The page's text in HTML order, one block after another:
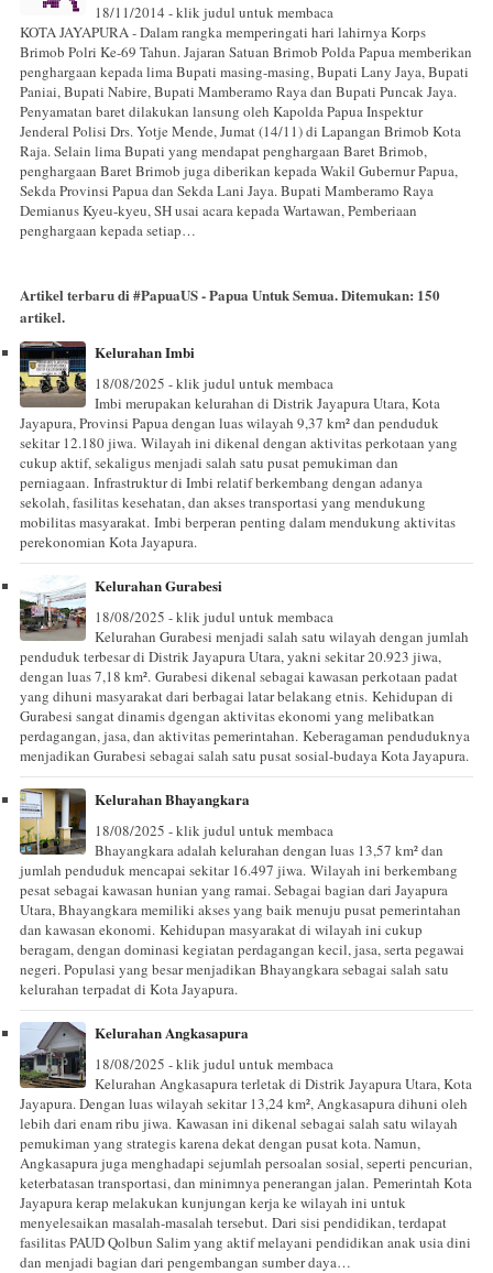
18/11/2014 - klik judul untuk membaca
KOTA JAYAPURA - Dalam rangka memperingati hari lahirnya Korps
Brimob Polri Ke-69 Tahun. Jajaran Satuan Brimob Polda Papua memberikan
penghargaan kepada lima Bupati masing-masing, Bupati Lany Jaya, Bupati
Paniai, Bupati Nabire, Bupati Mamberamo Raya dan Bupati Puncak Jaya.
Penyamatan baret dilakukan lansung oleh Kapolda Papua Inspektur
Jenderal Polisi Drs. Yotje Mende, Jumat (14/11) di Lapangan Brimob Kota
Raja. Selain lima Bupati yang mendapat penghargaan Baret Brimob,
penghargaan Baret Brimob juga diberikan kepada Wakil Gubernur Papua,
Sekda Provinsi Papua dan Sekda Lani Jaya. Bupati Mamberamo Raya
Demianus Kyeu-kyeu, SH usai acara kepada Wartawan, Pemberiaan
penghargaan kepada setiap…
Artikel terbaru di #PapuaUS - Papua Untuk Semua. Ditemukan: 150
artikel.
Kelurahan Imbi
18/08/2025 - klik judul untuk membaca
Imbi merupakan kelurahan di Distrik Jayapura Utara, Kota
Jayapura, Provinsi Papua dengan luas wilayah 9,37 km² dan penduduk
sekitar 12.180 jiwa. Wilayah ini dikenal dengan aktivitas perkotaan yang
cukup aktif, sekaligus menjadi salah satu pusat pemukiman dan
perniagaan. Infrastruktur di Imbi relatif berkembang dengan adanya
sekolah, fasilitas kesehatan, dan akses transportasi yang mendukung
mobilitas masyarakat. Imbi berperan penting dalam mendukung aktivitas
perekonomian Kota Jayapura.
Kelurahan Gurabesi
18/08/2025 - klik judul untuk membaca
Kelurahan Gurabesi menjadi salah satu wilayah dengan jumlah
penduduk terbesar di Distrik Jayapura Utara, yakni sekitar 20.923 jiwa,
dengan luas 7,18 km². Gurabesi dikenal sebagai kawasan perkotaan padat
yang dihuni masyarakat dari berbagai latar belakang etnis. Kehidupan di
Gurabesi sangat dinamis dgengan aktivitas ekonomi yang melibatkan
perdagangan, jasa, dan aktivitas pemerintahan. Keberagaman penduduknya
menjadikan Gurabesi sebagai salah satu pusat sosial-budaya Kota Jayapura.
Kelurahan Bhayangkara
18/08/2025 - klik judul untuk membaca
Bhayangkara adalah kelurahan dengan luas 13,57 km² dan
jumlah penduduk mencapai sekitar 16.497 jiwa. Wilayah ini berkembang
pesat sebagai kawasan hunian yang ramai. Sebagai bagian dari Jayapura
Utara, Bhayangkara memiliki akses yang baik menuju pusat pemerintahan
dan kawasan ekonomi. Kehidupan masyarakat di wilayah ini cukup
beragam, dengan dominasi kegiatan perdagangan kecil, jasa, serta pegawai
negeri. Populasi yang besar menjadikan Bhayangkara sebagai salah satu
kelurahan terpadat di Kota Jayapura.
Kelurahan Angkasapura
18/08/2025 - klik judul untuk membaca
Kelurahan Angkasapura terletak di Distrik Jayapura Utara, Kota
Jayapura. Dengan luas wilayah sekitar 13,24 km², Angkasapura dihuni oleh
lebih dari enam ribu jiwa. Kawasan ini dikenal sebagai salah satu wilayah
pemukiman yang strategis karena dekat dengan pusat kota. Namun,
Angkasapura juga menghadapi sejumlah persoalan sosial, seperti pencurian,
keterbatasan transportasi, dan minimnya penerangan jalan. Pemerintah Kota
Jayapura kerap melakukan kunjungan kerja ke wilayah ini untuk
menyelesaikan masalah-masalah tersebut. Dari sisi pendidikan, terdapat
fasilitas PAUD Qolbun Salim yang aktif melayani pendidikan anak usia dini
dan menjadi bagian dari pengembangan sumber daya…